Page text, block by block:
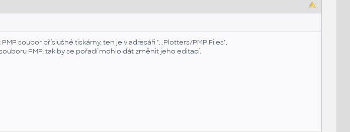
soubor příslušné tiskárny, ten je v adresáři "...Plotters/PMP Files".
PMP, tak by se pořadí mohlo dát změnit jeho editací.